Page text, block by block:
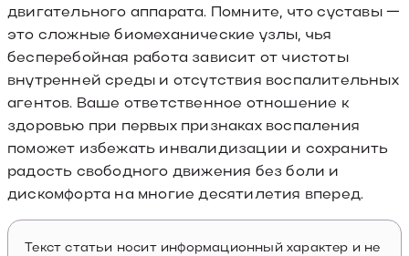
двигательного аппарата. Помните, что суставы —
это сложные биомеханические узлы, чья
бесперебойная работа зависит от чистоты
внутренней среды и отсутствия воспалительных
агентов. Ваше ответственное отношение к
здоровью при первых признаках воспаления
поможет избежать инвалидизации и сохранить
радость свободного движения без боли и
дискомфорта на многие десятилетия вперед.
Текст статьи носит информационный характер и не